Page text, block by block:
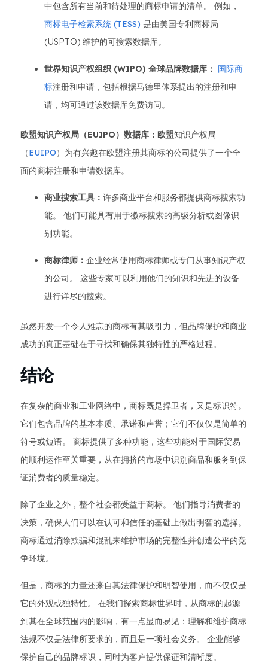
中包含所有当前和待处理的商标申请的清单。 例如，
商标电子检索系统 (TESS) 是由美国专利商标局
(USPTO) 维护的可搜索数据库。
世界知识产权组织 (WIPO) 全球品牌数据库： 国际商
标注册和申请，包括根据马德里体系提出的注册和申
请，均可通过该数据库免费访问。
欧盟知识产权局（EUIPO）数据库：欧盟知识产权局
（EUIPO）为有兴趣在欧盟注册其商标的公司提供了一个全
面的商标注册和申请数据库。
商业搜索工具： 许多商业平台和服务都提供商标搜索功
能。 他们可能具有用于徽标搜索的高级分析或图像识
别功能。
商标律师： 企业经常使用商标律师或专门从事知识产权
的公司。 这些专家可以利用他们的知识和先进的设备
进行详尽的搜索。
虽然开发一个令人难忘的商标有其吸引力，但品牌保护和商业
成功的真正基础在于寻找和确保其独特性的严格过程。
结论
在复杂的商业和工业网络中，商标既是捍卫者，又是标识符。
它们包含品牌的基本本质、承诺和声誉；它们不仅仅是简单的
符号或短语。 商标提供了多种功能，这些功能对于国际贸易
的顺利运作至关重要，从在拥挤的市场中识别商品和服务到保
证消费者的质量稳定。
除了企业之外，整个社会都受益于商标。 他们指导消费者的
决策，确保人们可以在认可和信任的基础上做出明智的选择。
商标通过消除欺骗和混乱来维护市场的完整性并创造公平的竞
争环境。
但是，商标的力量还来自其法律保护和明智使用，而不仅仅是
它的外观或独特性。 在我们探索商标世界时，从商标的起源
到其在全球范围内的影响，有一点显而易见：理解和维护商标
法规不仅是法律所要求的，而且是一项社会义务。 企业能够
保护自己的品牌标识，同时为客户提供保证和清晰度。